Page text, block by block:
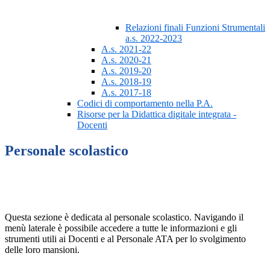
Relazioni finali Funzioni Strumentali
a.s. 2022-2023
A.s. 2021-22
A.s. 2020-21
A.s. 2019-20
A.s. 2018-19
A.s. 2017-18
Codici di comportamento nella P.A.
Risorse per la Didattica digitale integrata -
Docenti
Personale scolastico
Questa sezione è dedicata al personale scolastico. Navigando il
menù laterale è possibile accedere a tutte le informazioni e gli
strumenti utili ai Docenti e al Personale ATA per lo svolgimento
delle loro mansioni.